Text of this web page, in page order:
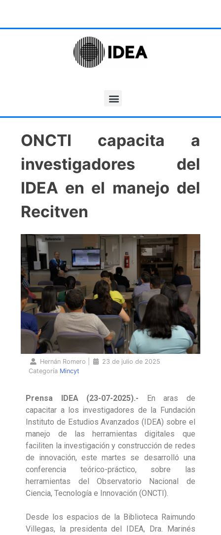
ONCTI capacita a
investigadores del
IDEA en el manejo del
Recitven
Hernán Romero
23 de julio de 2025
Categoría Mincyt
Prensa IDEA (23-07-2025).- En aras de
capacitar a los investigadores de la Fundación
Instituto de Estudios Avanzados (IDEA) sobre el
manejo de las herramientas digitales que
faciliten la investigación y construcción de redes
de innovación, este martes se desarrolló una
conferencia teórico-práctico, sobre las
herramientas del Observatorio Nacional de
Ciencia, Tecnología e Innovación (ONCTI).
Desde los espacios de la Biblioteca Raimundo
Villegas, la presidenta del IDEA, Dra. Marinés